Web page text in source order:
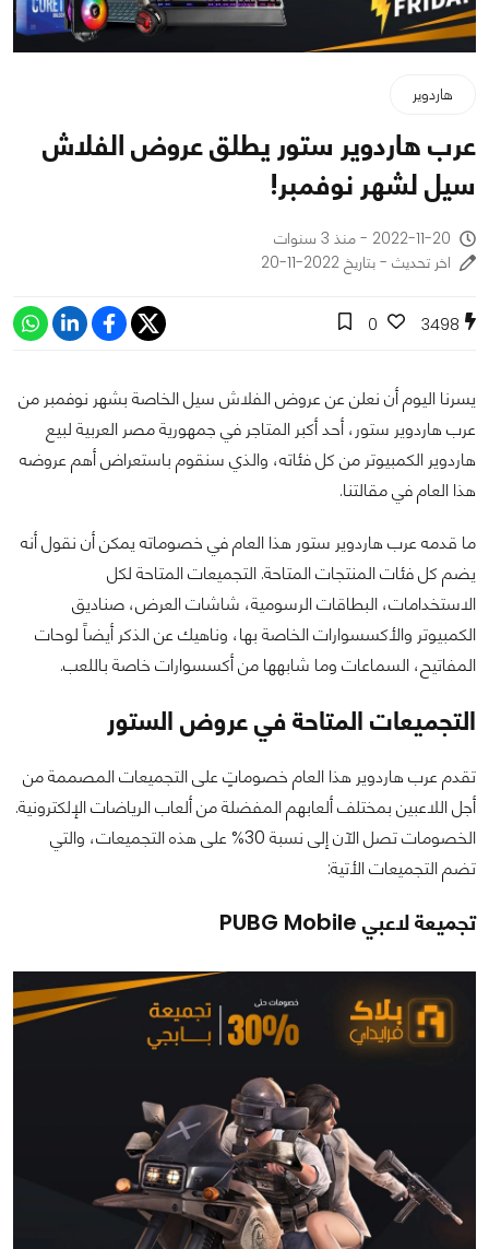
هاردوير
عرب هاردوير ستور يطلق عروض الفلاش
سيل لشهر نوفمبر!
2022-11-20 - منذ 3 سنوات
اخر تحديث - بتاريخ 2022-11-20
3498
0
يسرنا اليوم أن نعلن عن عروض الفلاش سيل الخاصة بشهر نوفمبر من
عرب هاردوير ستور، أحد أكبر المتاجر في جمهورية مصر العربية لبيع
هاردوير الكمبيوتر من كل فئاته، والذي سنقوم باستعراض أهم عروضه
هذا العام في مقالتنا.
ما قدمه عرب هاردوير ستور هذا العام في خصوماته يمكن أن نقول أنه
يضم كل فئات المنتجات المتاحة. التجميعات المتاحة لكل
الاستخدامات، البطاقات الرسومية، شاشات العرض، صناديق
الكمبيوتر والأكسسوارات الخاصة بها، وناهيك عن الذكر أيضاً لوحات
المفاتيح، السماعات وما شابهها من أكسسوارات خاصة باللعب.
التجميعات المتاحة في عروض الستور
تقدم عرب هاردوير هذا العام خصوماتٍ على التجميعات المصممة من
أجل اللاعبين بمختلف ألعابهم المفضلة من ألعاب الرياضات الإلكترونية.
الخصومات تصل الآن إلى نسبة 30% على هذه التجميعات، والتي
تضم التجميعات الأتية:
تجميعة لاعبي PUBG Mobile